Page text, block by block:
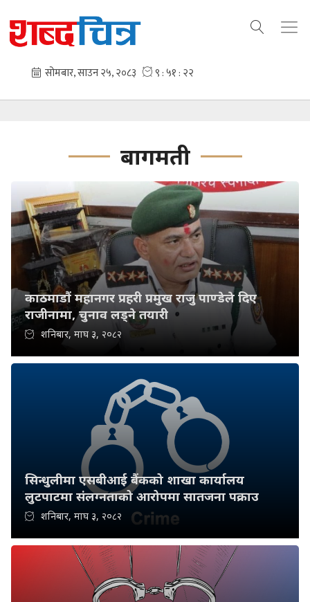
बागमती
काठमाडौं महानगर प्रहरी प्रमुख राजु पाण्डेले दिए
राजीनामा, चुनाव लड्ने तयारी
शनिबार, माघ ३, २०८२
सिन्धुलीमा एसबीआई बैंकको शाखा कार्यालय
लुटपाटमा संलग्नताको आरोपमा सातजना पक्राउ
शनिबार, माघ ३, २०८२